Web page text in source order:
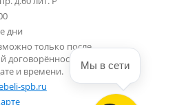
дни
только после
договорённости с
и времени.
spb.ru
Мы в сети